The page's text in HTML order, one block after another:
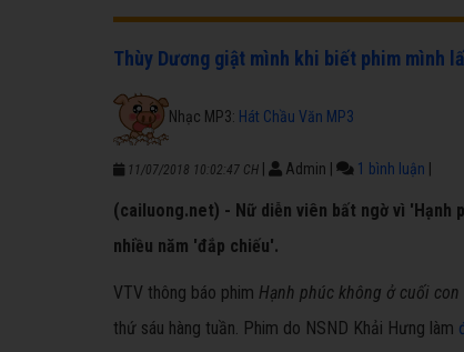
Thùy Dương giật mình khi biết phim mình
Nhạc MP3: Hát Chầu Văn MP3
11/07/2018 10:02:47 CH Admin 1 bình luận
(cailuong.net) - Nữ diễn viên bất ngờ vì 'Hạnh
nhiều năm 'đắp chiếu'.
VTV thông báo phim Hạnh phúc không ở cuối
thứ sáu hàng tuần. Phim do NSND Khải Hưng làm